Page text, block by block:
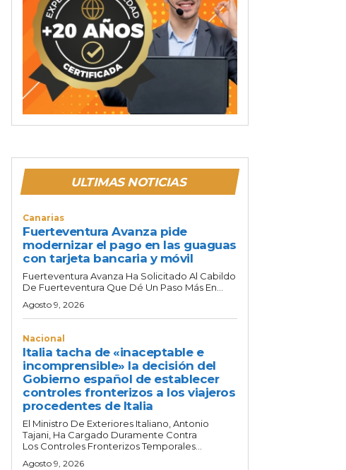
ULTIMAS NOTICIAS
Canarias
Fuerteventura Avanza pide
modernizar el pago en las guaguas
con tarjeta bancaria y móvil
Fuerteventura Avanza Ha Solicitado Al Cabildo
De Fuerteventura Que Dé Un Paso Más En...
Agosto 9, 2026
Nacional
Italia tacha de «inaceptable e
incomprensible» la decisión del
Gobierno español de establecer
controles fronterizos a los viajeros
procedentes de Italia
El Ministro De Exteriores Italiano, Antonio
Tajani, Ha Cargado Duramente Contra
Los Controles Fronterizos Temporales...
Agosto 9, 2026